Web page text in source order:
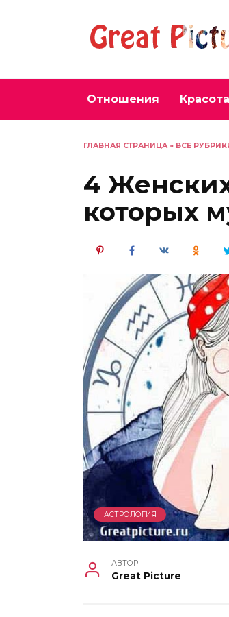
Отношения
ГЛАВНАЯ СТРАНИЦА » ВСЕ
4
которых
АСТРОЛОГИЯ
АВТОР
Great Picture